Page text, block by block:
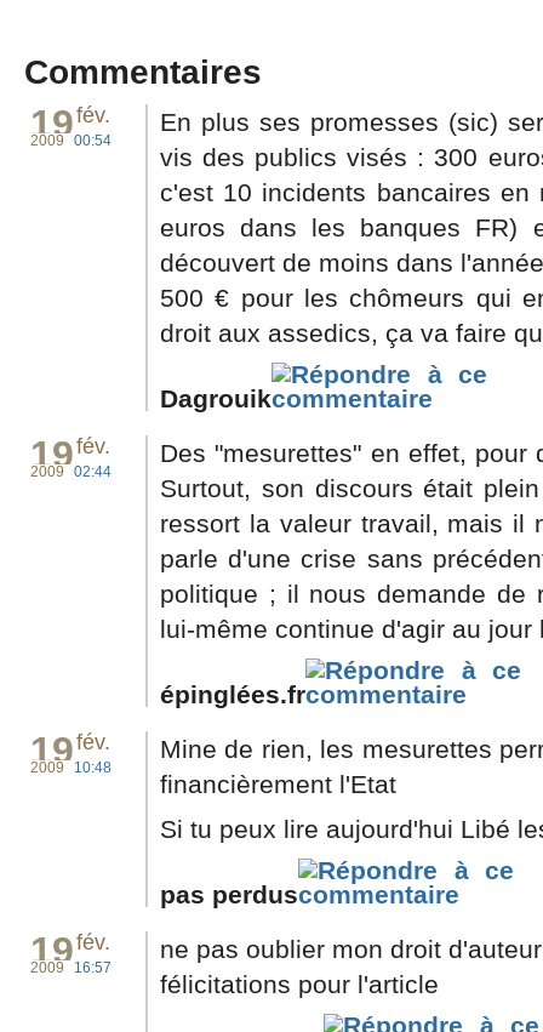
Commentaires
19fév.
2009 00:54
En plus ses promesses (sic)
vis des publics visés : 300
c'est 10 incidents bancaires
euros dans les banques FR)
découvert de moins dans
500 € pour les chômeurs qui
droit aux assedics, ça va faire
Dagrouik
19fév.
2009 02:44
Des "mesurettes" en effet, pour
Surtout, son discours était
ressort la valeur travail, mais il
parle d'une crise sans
politique ; il nous demande de
lui-même continue d'agir au
épinglées.fr
19fév.
2009 10:48
Mine de rien, les mesurettes
financièrement l'Etat
Si tu peux lire aujourd'hui Libé
pas perdus
19fév.
2009 16:57
ne pas oublier mon droit
félicitations pour l'article